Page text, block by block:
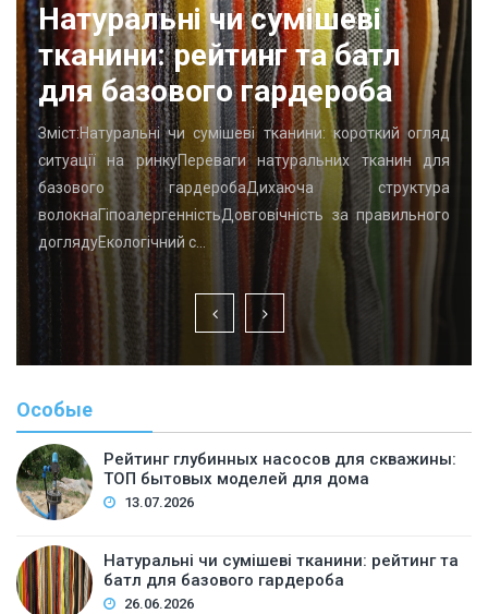
Натуральні чи сумішеві
тканини: рейтинг та батл
для базового гардероба
Зміст:Натуральні чи сумішеві тканини: короткий огляд
ситуації на ринкуПереваги натуральних тканин для
базового гардеробаДихаюча структура
волокнаГіпоалергенністьДовговічність за правильного
доглядуЕкологічний с…
Особые
Рейтинг глубинных насосов для скважины:
ТОП бытовых моделей для дома
13.07.2026
Натуральні чи сумішеві тканини: рейтинг та
батл для базового гардероба
26.06.2026